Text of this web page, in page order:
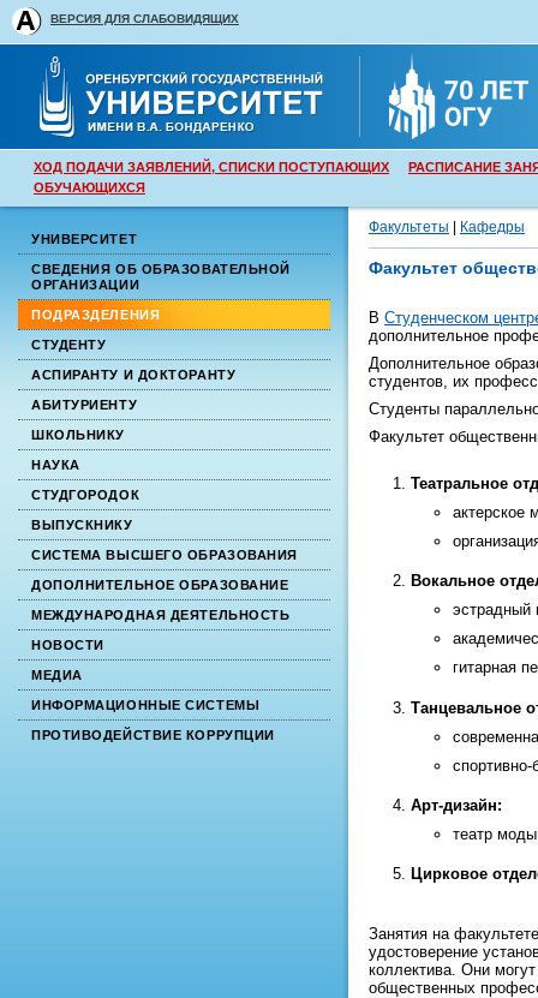
ВЕРСИЯ ДЛЯ СЛАБОВИДЯЩИХ
ХОД ПОДАЧИ ЗАЯВЛЕНИЙ, СПИСКИ ПОСТУПАЮЩИХ
РАСПИСАНИЕ
ОБУЧАЮЩИХСЯ
УНИВЕРСИТЕТ
СВЕДЕНИЯ ОБ ОБРАЗОВАТЕЛЬНОЙ
ОРГАНИЗАЦИИ
ПОДРАЗДЕЛЕНИЯ
СТУДЕНТУ
АСПИРАНТУ И ДОКТОРАНТУ
АБИТУРИЕНТУ
ШКОЛЬНИКУ
НАУКА
СТУДГОРОДОК
ВЫПУСКНИКУ
СИСТЕМА ВЫСШЕГО ОБРАЗОВАНИЯ
ДОПОЛНИТЕЛЬНОЕ ОБРАЗОВАНИЕ
МЕЖДУНАРОДНАЯ ДЕЯТЕЛЬНОСТЬ
НОВОСТИ
МЕДИА
ИНФОРМАЦИОННЫЕ СИСТЕМЫ
ПРОТИВОДЕЙСТВИЕ КОРРУПЦИИ
Факультеты Кафедры
Факультет
В Студенческом
дополнительное
Дополнительное
студентов, их
Студенты
Факультет
Театральное
актерское
Вокальное
эстрадный
гитарная
Танцевальное
Арт-дизайн:
театр
Цирковое
Занятия на
удостоверение
коллектива. Они
общественных